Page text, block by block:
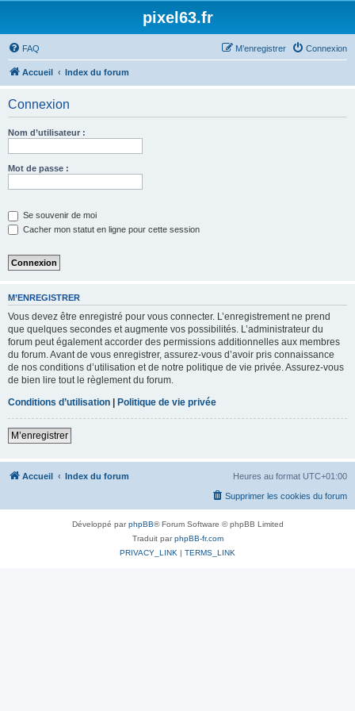
pixel63.fr
FAQ Connexion
M’enregistrer
Accueil Index du forum
Connexion
Nom d’utilisateur :
Mot de passe :
Se souvenir de moi
Cacher mon statut en ligne pour cette session
M’ENREGISTRER
Vous devez être enregistré pour vous connecter. L’enregistrement ne prend
que quelques secondes et augmente vos possibilités. L’administrateur du
forum peut également accorder des permissions additionnelles aux membres
du forum. Avant de vous enregistrer, assurez-vous d’avoir pris connaissance
de nos conditions d’utilisation et de notre politique de vie privée. Assurez-vous
de bien lire tout le règlement du forum.
Conditions d’utilisation | Politique de vie privée
M’enregistrer
Accueil Index du forum Heures au format UTC+01:00
Supprimer les cookies du forum
Développé parphpBB® Forum Software © phpBB Limited
Traduit parphpBB-fr.com
PRIVACY_LINK | TERMS_LINK